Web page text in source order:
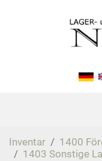
Inventar
1400
1403 Sonstige